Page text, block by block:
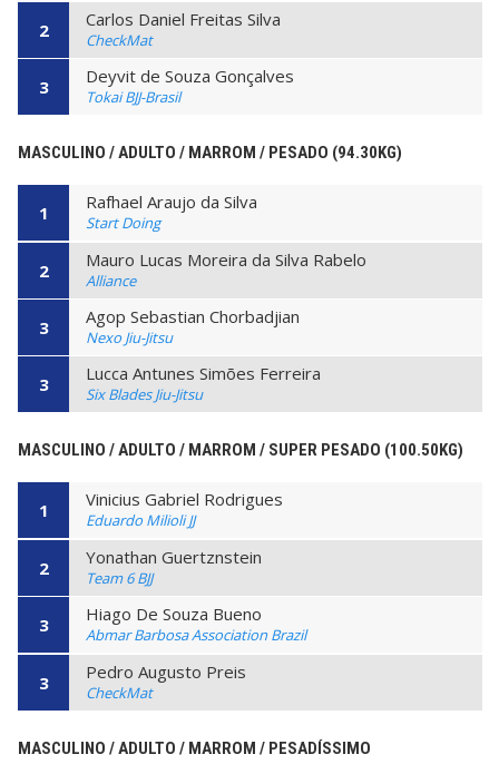
2 Carlos Daniel Freitas Silva
CheckMat
3 Deyvit de Souza Gonçalves
Tokai BJJ-Brasil
MASCULINO / ADULTO / MARROM / PESADO (94.30KG)
1 Rafhael Araujo da Silva
Start Doing
2 Mauro Lucas Moreira da Silva Rabelo
Alliance
3 Agop Sebastian Chorbadjian
Nexo Jiu-Jitsu
3 Lucca Antunes Simões Ferreira
Six Blades Jiu-Jitsu
MASCULINO / ADULTO / MARROM / SUPER PESADO (100.50KG)
1 Vinicius Gabriel Rodrigues
Eduardo Milioli JJ
2 Yonathan Guertznstein
Team 6 BJJ
3 Hiago De Souza Bueno
Abmar Barbosa Association Brazil
3 Pedro Augusto Preis
CheckMat
MASCULINO / ADULTO / MARROM / PESADÍSSIMO